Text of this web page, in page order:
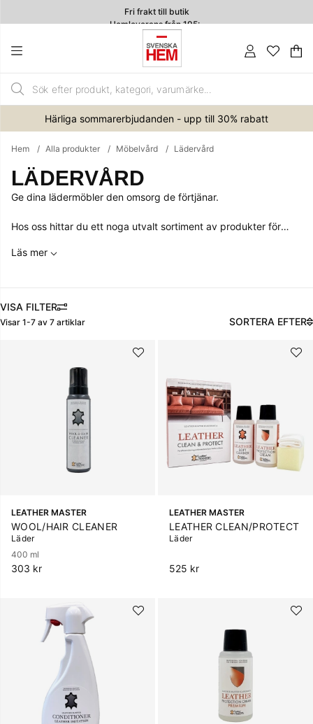
Fri frakt till butik
Hemleverans från 195:-
.
Härliga sommarerbjudanden - upp till 30% rabatt
Hem Alla produkter Möbelvård Lädervård
LÄDERVÅRD
Ge dina lädermöbler den omsorg de förtjänar.
Hos oss hittar du ett noga utvalt sortiment av produkter för
slitage. Oavsett om det gäller soffor, fåtöljer eller stolar i läder
favoriter.
Läs mer
FILTRERA
Visar 1-7 av 7 artiklar SORTERA EFTER
LEATHER MASTER
WOOL/HAIR CLEANER
Läder
400 ml
303 kr
LEATHER MASTER
LEATHER CLEAN/PROTECT
Läder
525 kr